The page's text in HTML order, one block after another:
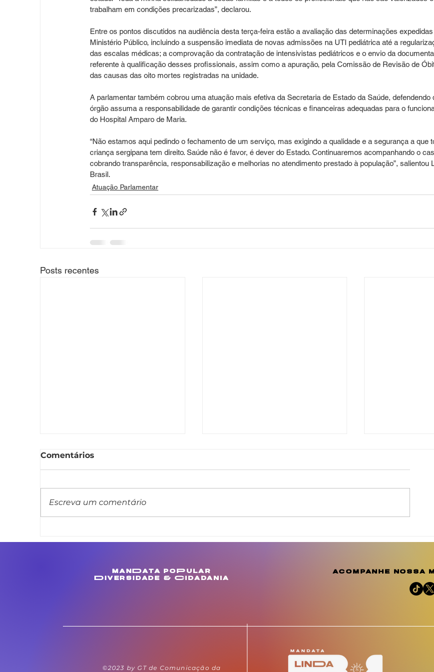
trabalham em condições precarizadas”, declarou.
Entre os pontos discutidos na audiência desta terça-feira estão a avaliação das determinações
Ministério Público, incluindo a suspensão imediata de novas admissões na UTI pediátrica até a
das escalas médicas; a comprovação da contratação de intensivistas pediátricos e o envio da
referente à qualificação desses profissionais, assim como a apuração, pela Comissão de Revisão de
das causas das oito mortes registradas na unidade.
A parlamentar também cobrou uma atuação mais efetiva da Secretaria de Estado da Saúde, defendendo
órgão assuma a responsabilidade de garantir condições técnicas e financeiras adequadas para o
do Hospital Amparo de Maria.
“Não estamos aqui pedindo o fechamento de um serviço, mas exigindo a qualidade e a segurança a que
criança sergipana tem direito. Saúde não é favor, é dever do Estado. Continuaremos acompanhando o
cobrando transparência, responsabilização e melhorias no atendimento prestado à população”, salientou
Brasil.
Atuação Parlamentar
Posts recentes
projeto de lei que veda
estaduais
melhorias para
em Estância
a
Comentários
Escreva um comentário
manData poPular
Diversidade & Cidadania
acompanhe nossa
©2023 by GT de Comunicação da